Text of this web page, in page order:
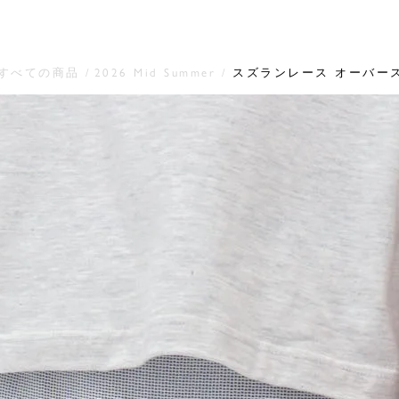
べての商品 2026 Mid Summer スズランレース オーバー